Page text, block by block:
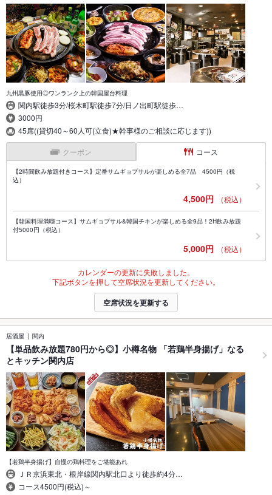
九州黒豚使用◎ワンランク上の韓国屋台料理
関内駅徒歩3分/桜木町駅徒歩7分/日ノ出町駅徒歩…
3000円
45席((貸切40～60人可(立食)★幹事様のご相談に応じます))
クーポン コース
【2時間飲み放題付きコース】定番サムギョプサルが楽しめる全7品 4500円（税
込）
4,500円 （税込）
【韓国料理満喫コース】サムギョプサル&韓国チキンが楽しめる全9品！2H飲み放題
付5000円（税込）
5,000円 （税込）
カレンダーの更新に失敗しました。
下記ボタンを押して空席状況を更新してください。
空席状況を更新する
居酒屋 関内
【単品飲み放題780円から◎】小樽名物 「若鶏半身揚げ」なる
とキッチン関内店
【若鶏半身揚げ】自慢の鶏料理をご堪能あれ
ＪＲ京浜東北・根岸線関内駅北口より徒歩約4分…
コース4500円(税込)～